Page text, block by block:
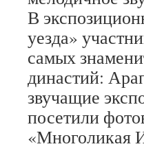
В
уезда»
самых
династий:
звучащие
посетили
«Многоликая